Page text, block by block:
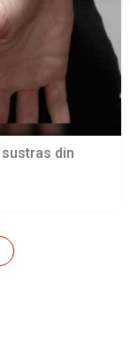
din